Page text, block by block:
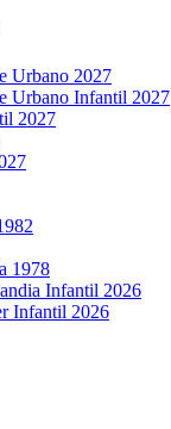
Urbano 2027
Urbano Infantil 2027
2027
1978
Infantil 2026
Infantil 2026